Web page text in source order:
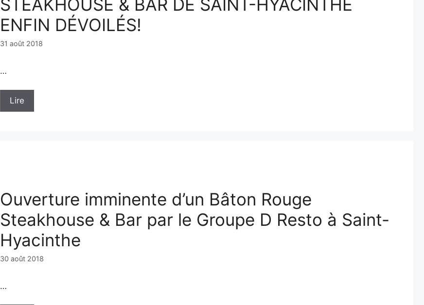
STEAKHOUSE & BAR DE SAINT-HYACINTHE
ENFIN DÉVOILÉS!
31 août 2018
…
Lire
Ouverture imminente d’un Bâton Rouge
Steakhouse & Bar par le Groupe D Resto à Saint-
Hyacinthe
30 août 2018
…